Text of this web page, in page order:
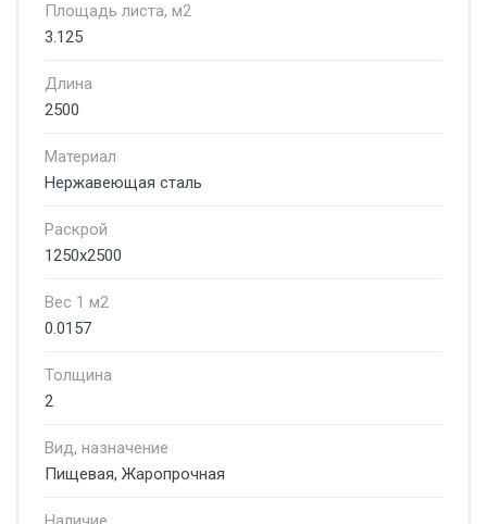
Площадь листа, м2
3.125
Длина
2500
Материал
Нержавеющая сталь
Раскрой
1250х2500
Вес 1 м2
0.0157
Толщина
2
Вид, назначение
Пищевая, Жаропрочная